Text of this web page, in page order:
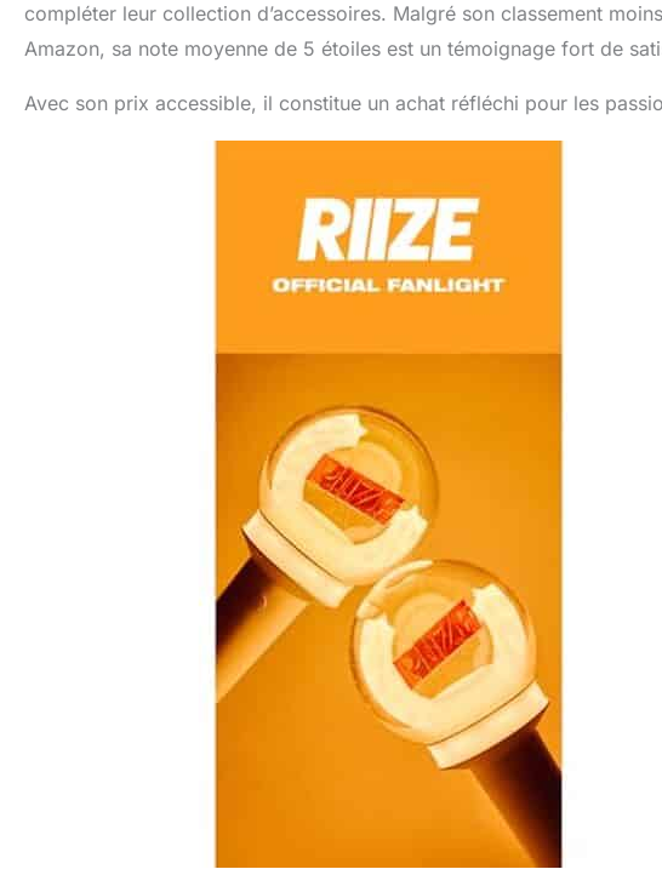
compléter leur collection d’accessoires. Malgré son classement
Amazon, sa note moyenne de 5 étoiles est un témoignage fort de
Avec son prix accessible, il constitue un achat réfléchi pour les